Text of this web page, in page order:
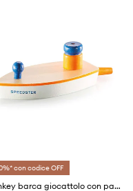
con codice OFF
Donkey barca giocattolo con palloncino Balloon Puster Speedster